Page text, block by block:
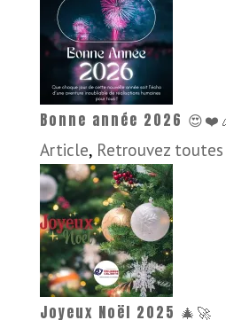
Bonne année 2026
Article, Retrouvez
Joyeux Noël 2025 🎄🚀